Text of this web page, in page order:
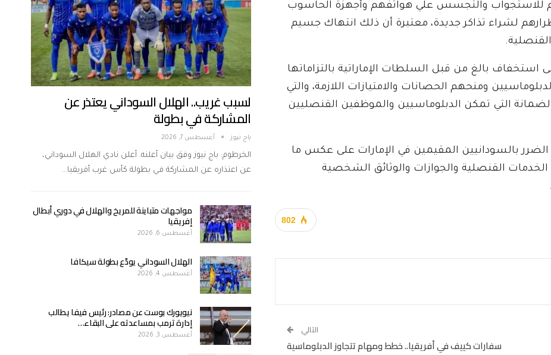
للاستجواب والتجسس علي هواتفهم وأجهزة الحاسوب
لشراء تذاكر جديدة، معتبرة أن ذلك انتهاك جسيم
بالغ من قبل السلطات الإماراتية بالتزاماتها
ومنحهم الحصانات والامتيازات اللازمة، والتي
التي تمكن الدبلوماسيين والموظفين القنصليين
بالسودانيين المقيمين في الإمارات على عكس ما
القنصلية والجوازات والوثائق الشخصية
802
التالي
سفارات كييف في أفريقيا.. خطط ومهام تتجاوز الدبلوماسية
لسبب غريب.. الهلال السوداني يعتذر عن
المشاركة في بطولة
باج نيوز أغسطس 7, 2026
الخرطوم: باج نيوز وفق بيان أعلنه. أعلن نادي الهلال السوداني،
عن اعتذاره عن المشاركة في بطولة كأس غرب أفريقيا…
مواجهات متباينة للمريخ والهلال في دوري أبطال
إفريقيا
أغسطس 6, 2026
الهلال السوداني يودّع بطولة سيكافا
أغسطس 4, 2026
نيويورك بوست عن مصادر: رئيس فيفا يطالب
إدارة ترمب بمساعدته على البقاء…
أغسطس 3, 2026